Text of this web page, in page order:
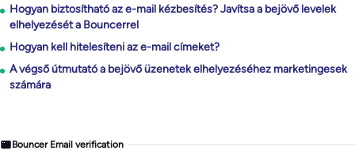
Hogyan biztosítható az e-mail kézbesítés? Javítsa a bejövő levelek
elhelyezését a Bouncerrel
Hogyan kell hitelesíteni az e-mail címeket?
A végső útmutató a bejövő üzenetek elhelyezéséhez marketingesek
számára
Bouncer Email verification